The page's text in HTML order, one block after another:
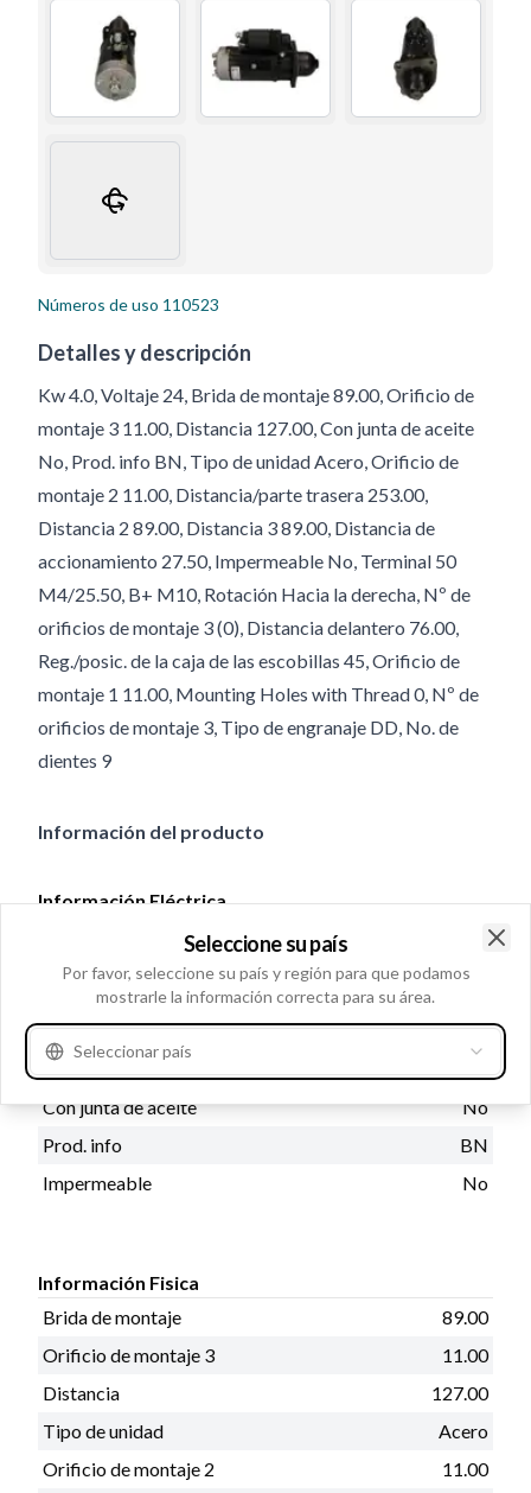
Números de uso 110523
Detalles y descripción
Kw 4.0, Voltaje 24, Brida de montaje 89.00, Orificio de
montaje 3 11.00, Distancia 127.00, Con junta de aceite
No, Prod. info BN, Tipo de unidad Acero, Orificio de
montaje 2 11.00, Distancia/parte trasera 253.00,
Distancia 2 89.00, Distancia 3 89.00, Distancia de
accionamiento 27.50, Impermeable No, Terminal 50
M4/25.50, B+ M10, Rotación Hacia la derecha, Nº de
orificios de montaje 3 (0), Distancia delantero 76.00,
Reg./posic. de la caja de las escobillas 45, Orificio de
montaje 1 11.00, Mounting Holes with Thread 0, Nº de
orificios de montaje 3, Tipo de engranaje DD, No. de
dientes 9
Información del producto
Información Eléctrica
Voltaje
24
Información de Catalogos
Con junta de aceite
No
Prod. info
BN
Impermeable
No
Información Fisica
Brida de montaje
89.00
Orificio de montaje 3
11.00
Distancia
127.00
Tipo de unidad
Acero
Orificio de montaje 2
11.00
Seleccione su país
Por favor, seleccione su país y región para que podamos
mostrarle la información correcta para su área.
Seleccionar país